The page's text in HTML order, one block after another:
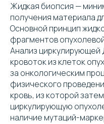
Жидкая биопсия —
получения материала
Основной принцип
фрагментов
Анализ циркулирующей
кровоток из клеток
за онкологическим
физического
кровь, из которой
циркулирующую
наличие мутаций-